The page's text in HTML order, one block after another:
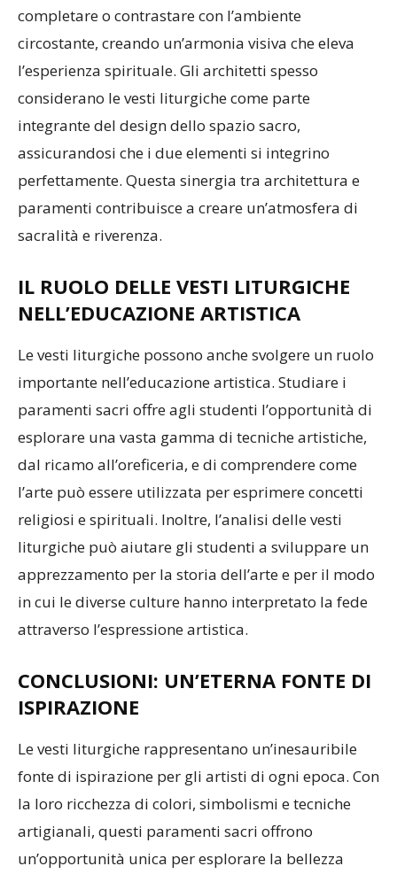
completare o contrastare con l’ambiente
circostante, creando un’armonia visiva che eleva
l’esperienza spirituale. Gli architetti spesso
considerano le vesti liturgiche come parte
integrante del design dello spazio sacro,
assicurandosi che i due elementi si integrino
perfettamente. Questa sinergia tra architettura e
paramenti contribuisce a creare un’atmosfera di
sacralità e riverenza.
IL RUOLO DELLE VESTI LITURGICHE
NELL’EDUCAZIONE ARTISTICA
Le vesti liturgiche possono anche svolgere un ruolo
importante nell’educazione artistica. Studiare i
paramenti sacri offre agli studenti l’opportunità di
esplorare una vasta gamma di tecniche artistiche,
dal ricamo all’oreficeria, e di comprendere come
l’arte può essere utilizzata per esprimere concetti
religiosi e spirituali. Inoltre, l’analisi delle vesti
liturgiche può aiutare gli studenti a sviluppare un
apprezzamento per la storia dell’arte e per il modo
in cui le diverse culture hanno interpretato la fede
attraverso l’espressione artistica.
CONCLUSIONI: UN’ETERNA FONTE DI
ISPIRAZIONE
Le vesti liturgiche rappresentano un’inesauribile
fonte di ispirazione per gli artisti di ogni epoca. Con
la loro ricchezza di colori, simbolismi e tecniche
artigianali, questi paramenti sacri offrono
un’opportunità unica per esplorare la bellezza